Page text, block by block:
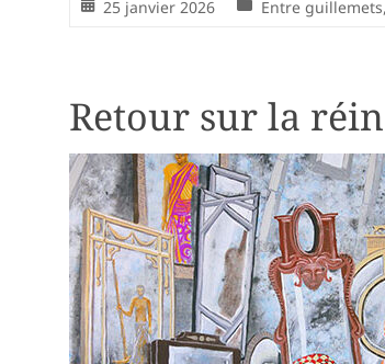
25 janvier 2026 Entre guillemets,
Retour sur la